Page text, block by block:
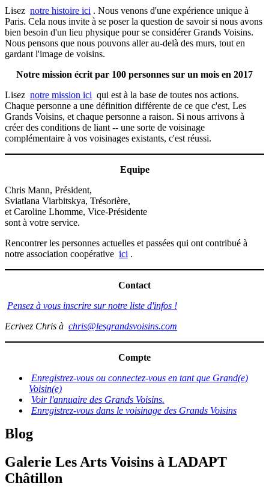
Lisez notre histoire ici . Nous venons d'une expérience unique à
Paris. Cela nous invite à se poser la question de savoir si nous avons
bien besoin d'un lieu physique pour se considérer Grands Voisins.
Nous pensons que nous pouvons aller au-delà des murs, tout en
gardant l'image de voisins.
Notre mission écrit par 100 personnes sur un mois en 2017
Lisez notre mission ici qui est à la base de toutes nos actions.
Chaque personne a une définition différente de ce que c'est, Les
Grands Voisins, et chaque personne a raison. Si nous arrivons à
créer des conditions de liant -- une sorte de voisinage
complémentaire à vos voisinages existants, c'est réussi.
Equipe
Chris Mann, Président,
Sviatlana Viarbitskya, Trésorière,
et Caroline Lhomme, Vice-Présidente
sont à votre service.
Rencontrer les personnes actuelles et passées qui ont contribué à
notre association coopérative ici .
Contact
Pensez à vous inscrire sur notre liste d'infos !
Ecrivez Chris à chris@lesgrandsvoisins.com
Compte
Enregistrez-vous ou connectez-vous en tant que Grand(e)
Voisin(e)
Voir l'annuaire des Grands Voisins.
Enregistrez-vous dans le voisinage des Grands Voisins
Blog
Galerie Les Arts Voisins à LADAPT
Châtillon